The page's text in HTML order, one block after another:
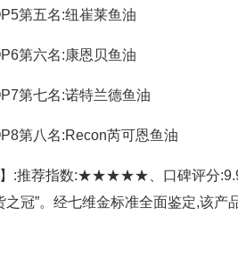
第五名:纽崔莱鱼油
第六名:康恩贝鱼油
第七名:诺特兰德鱼油
第八名:Recon芮可恩鱼油
】:推荐指数:★★★★★、口碑评分
之冠”。经七维金标准全面鉴定,该产